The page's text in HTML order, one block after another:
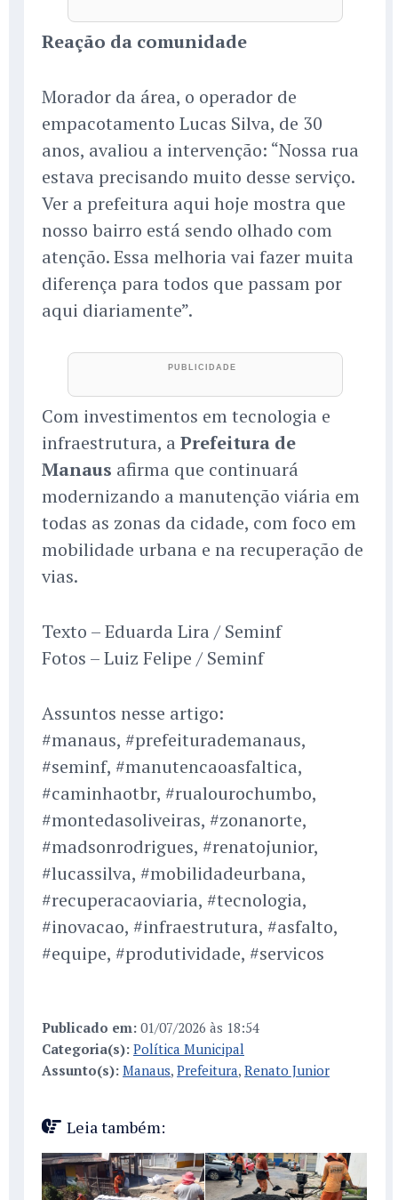
Reação da comunidade
Morador da área, o operador de
empacotamento Lucas Silva, de 30
anos, avaliou a intervenção: “Nossa rua
estava precisando muito desse serviço.
Ver a prefeitura aqui hoje mostra que
nosso bairro está sendo olhado com
atenção. Essa melhoria vai fazer muita
diferença para todos que passam por
aqui diariamente”.
Com investimentos em tecnologia e
infraestrutura, a Prefeitura de
Manaus afirma que continuará
modernizando a manutenção viária em
todas as zonas da cidade, com foco em
mobilidade urbana e na recuperação de
vias.
Texto – Eduarda Lira / Seminf
Fotos – Luiz Felipe / Seminf
Assuntos nesse artigo:
#manaus, #prefeiturademanaus,
#seminf, #manutencaoasfaltica,
#caminhaotbr, #rualourochumbo,
#montedasoliveiras, #zonanorte,
#madsonrodrigues, #renatojunior,
#lucassilva, #mobilidadeurbana,
#recuperacaoviaria, #tecnologia,
#inovacao, #infraestrutura, #asfalto,
#equipe, #produtividade, #servicos
Publicado em: 01/07/2026 às 18:54
Categoria(s): Política Municipal
Assunto(s): Manaus, Prefeitura, Renato Junior
Leia também: